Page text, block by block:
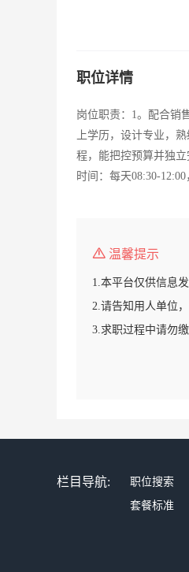
职位详情
岗位职责：1。配合销
上学历，设计专业，
程，能把控预算并独
时间：每天08:30-12:00
温馨提示
1.本平台仅供信息
2.请告知用人单位
3.求职过程中请勿
栏目导航: 职位搜索
套餐标准